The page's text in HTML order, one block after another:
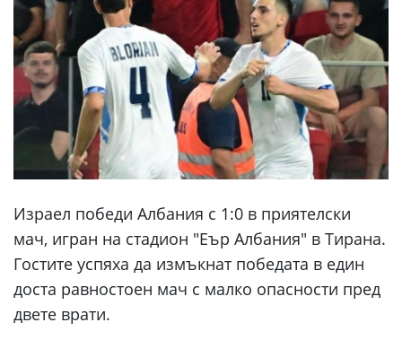
Израел победи Албания с 1:0 в приятелски
мач, игран на стадион "Еър Албания" в Тирана.
Гостите успяха да измъкнат победата в един
доста равностоен мач с малко опасности пред
двете врати.